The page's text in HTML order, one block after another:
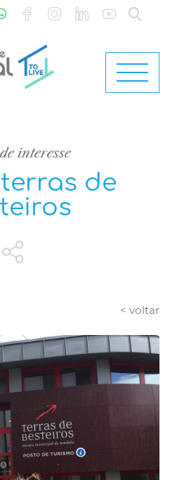
interesse
de
< voltar